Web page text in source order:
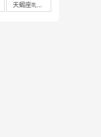
天蝎座♏️男生